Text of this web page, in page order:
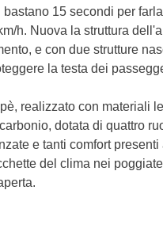
15 secondi per
h. Nuova la struttura
e con due strutture
la testa dei
realizzato con materiali
dotata di quattro
e tanti comfort presenti
del clima nei